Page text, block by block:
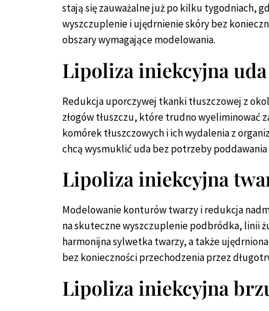
stają się zauważalne już po kilku tygodniach,
wyszczuplenie i ujędrnienie skóry bez
obszary wymagające modelowania.
Lipoliza iniekcyjna uda
Redukcja uporczywej tkanki tłuszczowej z
złogów tłuszczu, które trudno wyeliminować
komórek tłuszczowych i ich wydalenia z
chcą wysmuklić uda bez potrzeby
Lipoliza iniekcyjna
Modelowanie konturów twarzy i redukcja
na skuteczne wyszczuplenie podbródka, linii
harmonijna sylwetka twarzy, a także
bez konieczności przechodzenia przez
Lipoliza iniekcyjna